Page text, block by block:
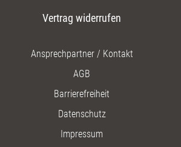
Vertrag widerrufen
Ansprechpartner / Kontakt
AGB
Barrierefreiheit
Datenschutz
Impressum